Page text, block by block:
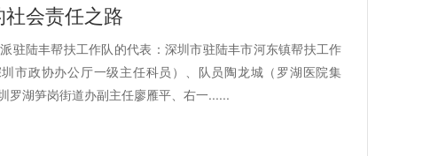
会责任之路
驻陆丰帮扶工作队的代表：深圳市驻陆丰市河东镇帮扶工作
市政协办公厅一级主任科员）、队员陶龙城（罗湖医院集
湖笋岗街道办副主任廖雁平、右一......